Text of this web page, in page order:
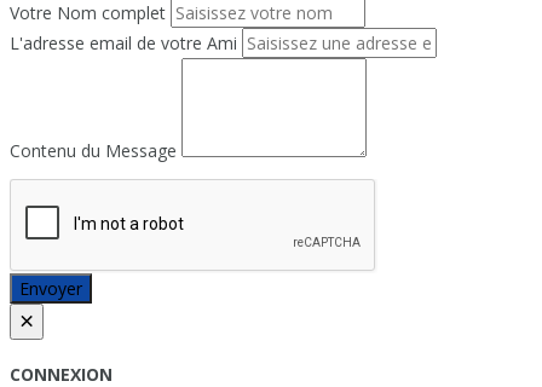
Votre Nom complet
L'adresse email de votre Ami
Contenu du Message
Envoyer
×
CONNEXION